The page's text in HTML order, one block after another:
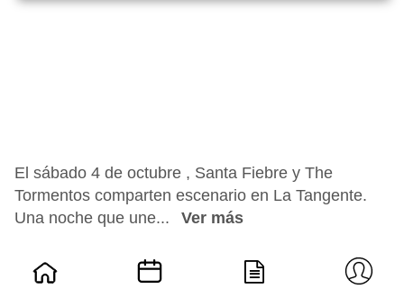
El sábado 4 de octubre , Santa Fiebre y The
Tormentos comparten escenario en La Tangente.
Una noche que une...
Ver más